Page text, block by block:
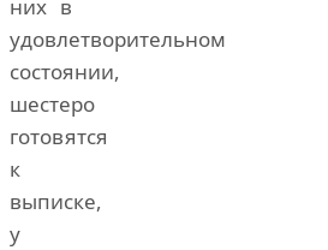
них в
удовлетворительном
состоянии,
шестеро
готовятся
к
выписке,
у